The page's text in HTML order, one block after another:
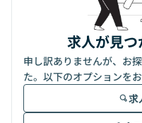
求人が見
申し訳ありませんが、お
た。以下のオプションを
求